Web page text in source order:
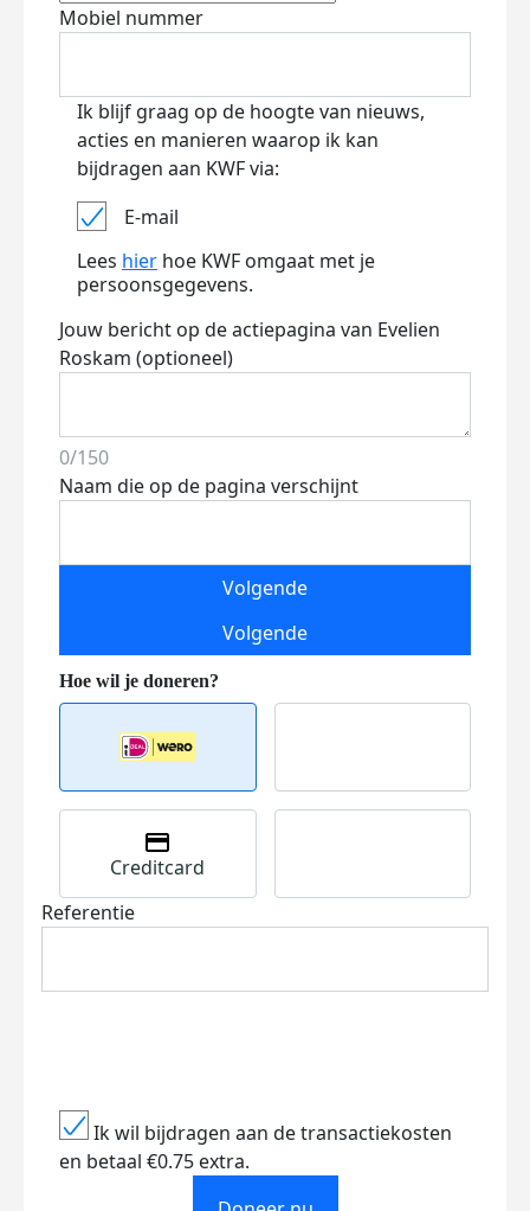
Mobiel nummer
Ik blijf graag op de hoogte van nieuws,
acties en manieren waarop ik kan
bijdragen aan KWF via:
E-mail
Lees hier hoe KWF omgaat met je
persoonsgegevens.
Jouw bericht op de actiepagina van Evelien
Roskam (optioneel)
0/150
Naam die op de pagina verschijnt
Volgende
Volgende
Creditcard
Referentie
Ik wil bijdragen aan de transactiekosten
en betaal €0.75 extra.